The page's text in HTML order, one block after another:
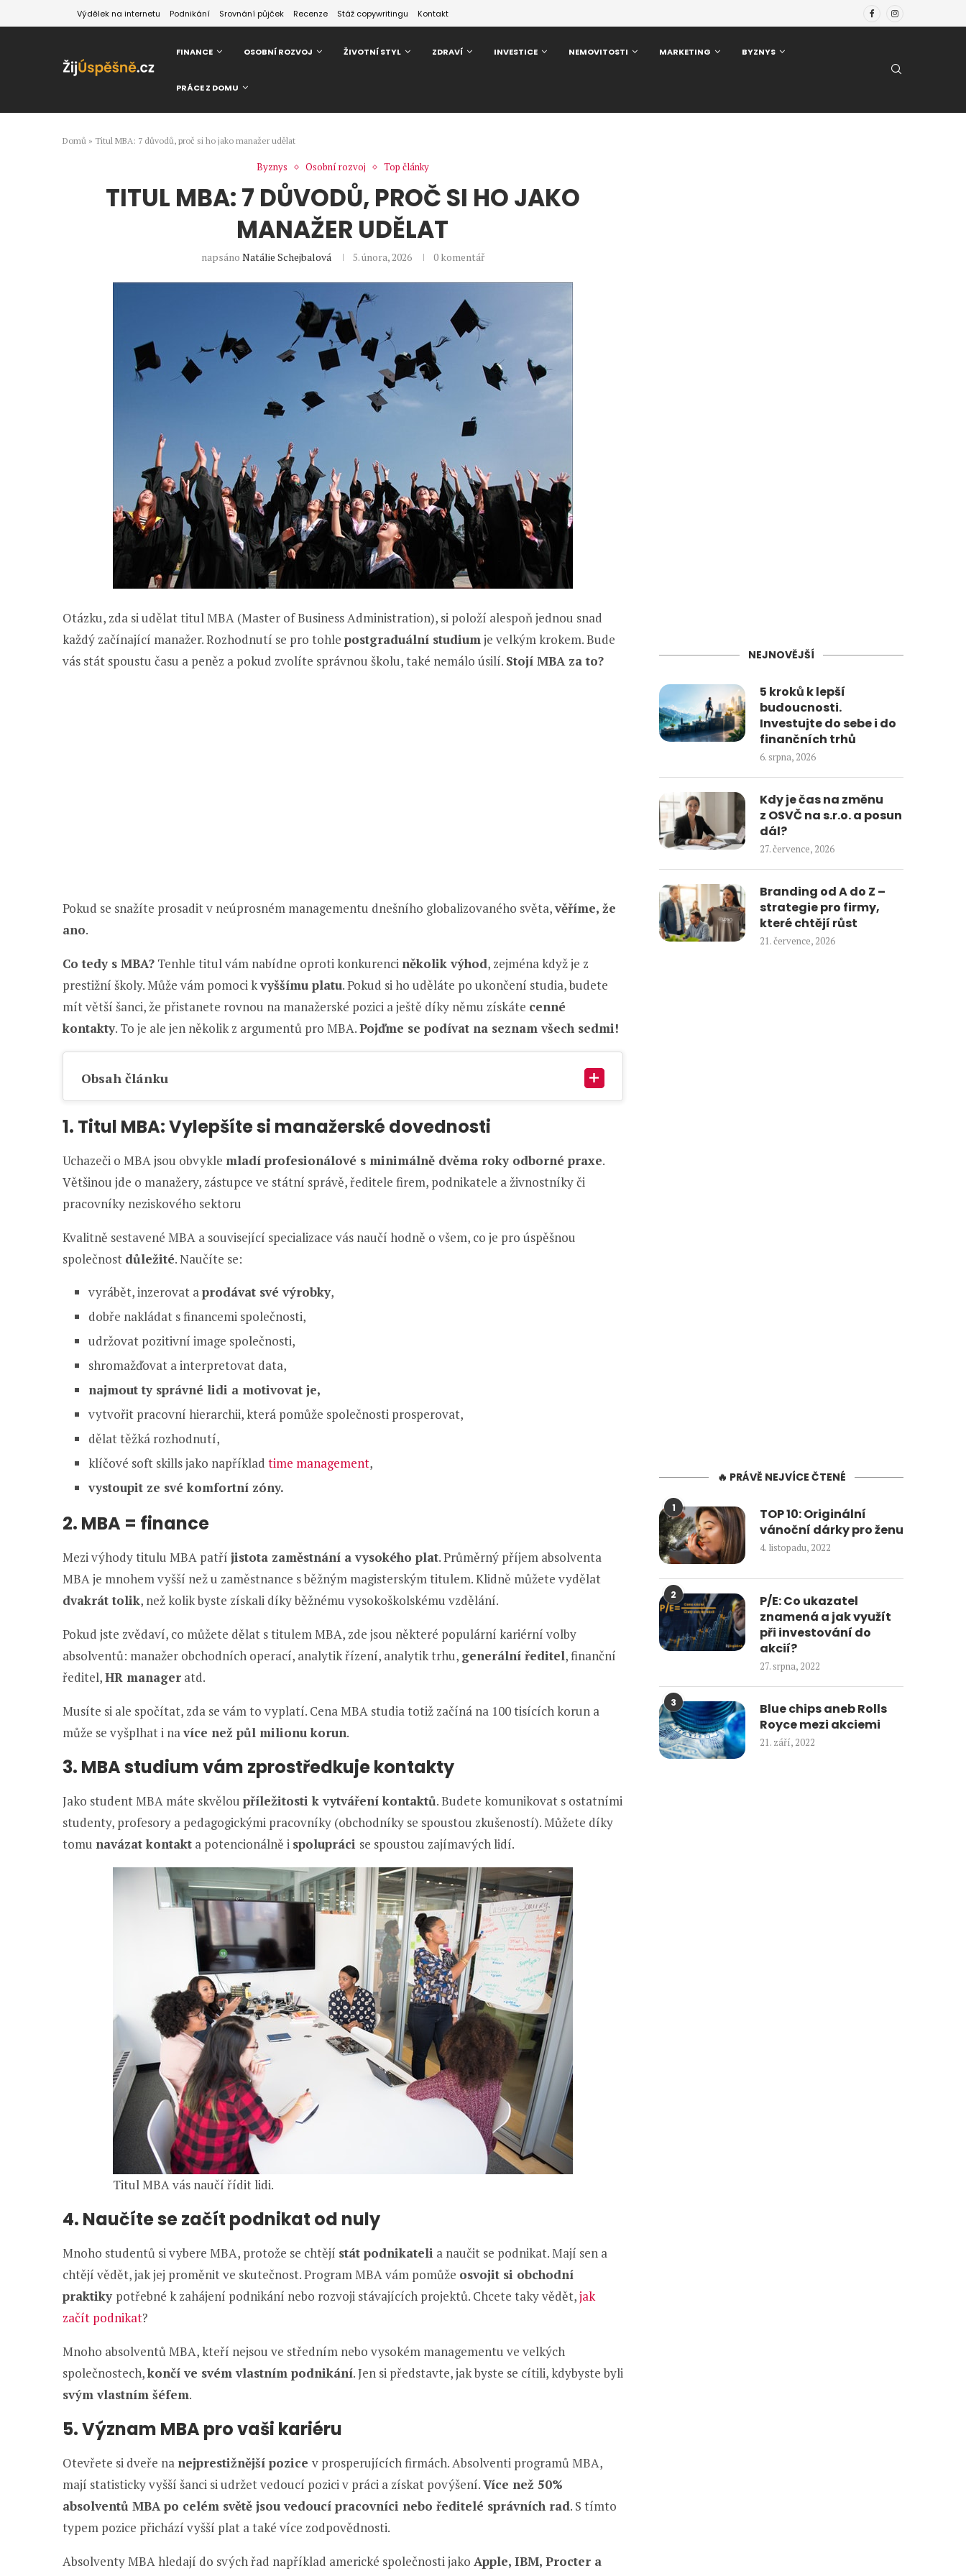
Výdělek na internetu Podnikání Srovnání půjček Recenze Stáž copywritingu Kontakt
FINANCE OSOBNÍ ROZVOJ ŽIVOTNÍ STYL ZDRAVÍ INVESTICE NEMOVITOSTI MARKETING BYZNYS
PRÁCE Z DOMU
Domů » Titul MBA: 7 důvodů, proč si ho jako manažer udělat
Byznys Osobní rozvoj Top články
TITUL MBA: 7 DŮVODŮ, PROČ SI HO JAKO
MANAŽER UDĚLAT
napsáno Natálie Schejbalová 5. února, 2026 0 komentář
Otázku, zda si udělat titul MBA (Master of Business Administration), si položí alespoň jednou snad
každý začínající manažer. Rozhodnutí se pro tohle postgraduální studiumje velkým krokem. Bude
vás stát spoustu času a peněz a pokud zvolíte správnou školu, také nemálo úsilí. Stojí MBA za to?
Pokud se snažíte prosadit v neúprosném managementu dnešního globalizovaného světa,věříme, že
ano.
Co tedy s MBA? Tenhle titul vám nabídne oproti konkurenci několik výhod, zejména když je z
prestižní školy. Může vám pomoci kvyššímu platu. Pokud si ho uděláte po ukončení studia, budete
mít větší šanci, že přistanete rovnou na manažerské pozici a ještě díky němu získáte cenné
kontakty. To je ale jen několik z argumentů pro MBA.Pojďme se podívat na seznam všech sedmi!
Obsah článku
1. Titul MBA: Vylepšíte si manažerské dovednosti
Uchazeči o MBA jsou obvykle mladí profesionálové s minimálně dvěma roky odborné praxe.
Většinou jde o manažery, zástupce ve státní správě, ředitele firem, podnikatele a živnostníky či
pracovníky neziskového sektoru
Kvalitně sestavené MBA a související specializace vás naučí hodně o všem, co je pro úspěšnou
společnost důležité. Naučíte se:
vyrábět, inzerovat aprodávat své výrobky,
dobře nakládat s financemi společnosti,
udržovat pozitivní image společnosti,
shromažďovat a interpretovat data,
najmout ty správné lidi a motivovat je,
vytvořit pracovní hierarchii, která pomůže společnosti prosperovat,
dělat těžká rozhodnutí,
klíčové soft skills jako například time management,
vystoupit ze své komfortní zóny.
2. MBA = finance
Mezi výhody titulu MBA patří jistota zaměstnání a vysokého plat. Průměrný příjem absolventa
MBA je mnohem vyšší než u zaměstnance s běžným magisterským titulem. Klidně můžete vydělat
dvakrát tolik, než kolik byste získali díky běžnému vysokoškolskému vzdělání.
Pokud jste zvědaví, co můžete dělat s titulem MBA, zde jsou některé populární kariérní volby
absolventů: manažer obchodních operací, analytik řízení, analytik trhu, generální ředitel, finanční
ředitel,HR manager atd.
Musíte si ale spočítat, zda se vám to vyplatí. Cena MBA studia totiž začíná na 100 tisících korun a
může se vyšplhat i navíce než půl milionu korun.
3. MBA studium vám zprostředkuje kontakty
Jako student MBA máte skvělou příležitosti k vytváření kontaktů. Budete komunikovat s ostatními
studenty, profesory a pedagogickými pracovníky (obchodníky se spoustou zkušeností). Můžete díky
tomu navázat kontakt a potencionálně i spolupráci se spoustou zajímavých lidí.
Titul MBA vás naučí řídit lidi.
4. Naučíte se začít podnikat od nuly
Mnoho studentů si vybere MBA, protože se chtějí stát podnikateli a naučit se podnikat. Mají sen a
chtějí vědět, jak jej proměnit ve skutečnost. Program MBA vám pomůže osvojit si obchodní
praktiky potřebné k zahájení podnikání nebo rozvoji stávajících projektů. Chcete taky vědět,jak
začít podnikat?
Mnoho absolventů MBA, kteří nejsou ve středním nebo vysokém managementu ve velkých
společnostech,končí ve svém vlastním podnikání. Jen si představte, jak byste se cítili, kdybyste byli
svým vlastním šéfem.
5. Význam MBA pro vaši kariéru
Otevřete si dveře na nejprestižnější pozice v prosperujících firmách. Absolventi programů MBA,
mají statisticky vyšší šanci si udržet vedoucí pozici v práci a získat povýšení.Více než 50%
absolventů MBA po celém světě jsou vedoucí pracovníci nebo ředitelé správních rad. S tímto
typem pozice přichází vyšší plat a také více zodpovědnosti.
Absolventy MBA hledají do svých řad například americké společnosti jako Apple, IBM, Procter a
NEJNOVĚJŠÍ
5 kroků k lepší
budoucnosti.
Investujte do sebe i do
finančních trhů
6. srpna, 2026
Kdy je čas na změnu
z OSVČ na s.r.o. a posun
dál?
27. července, 2026
Branding od A do Z –
strategie pro firmy,
které chtějí růst
21. července, 2026
🔥 PRÁVĚ NEJVÍCE ČTENÉ
1
TOP 10: Originální
vánoční dárky pro ženu
4. listopadu, 2022
2
P/E: Co ukazatel
znamená a jak využít
při investování do
akcií?
27. srpna, 2022
3
Blue chips aneb Rolls
Royce mezi akciemi
21. září, 2022